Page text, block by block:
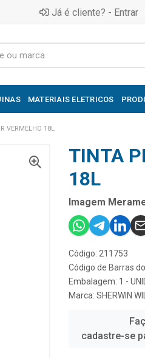
Já é cliente? - Entrar
MATERIAIS ELETRICOS
VERMELHO 18L
TINTA
18L
Imagem
Código: 211753
Código de Barras
Embalagem: 1 -
Marca: SHERWIN
cadastre-se